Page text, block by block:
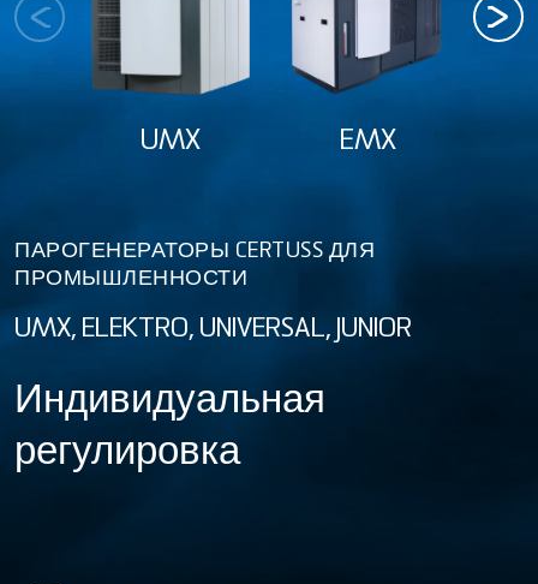
ПАРОГЕНЕРАТОРЫ CERTUSS ДЛЯ
ПРОМЫШЛЕННОСТИ
UMX, ELEKTRO, UNIVERSAL, JUNIOR
Индивидуальная
регулировка
UMX EMX